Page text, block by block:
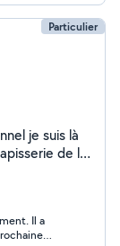
Particulier
je suis là
de la
Il a